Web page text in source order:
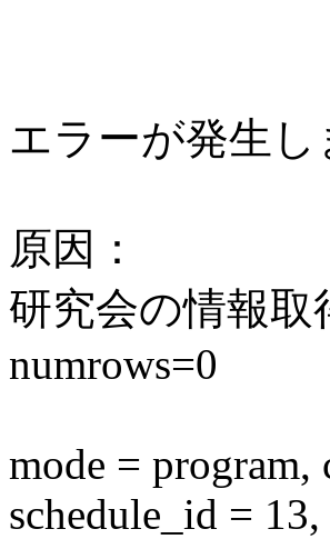
エラーが発生し
原因：
研究会の情報取
numrows=0
mode =
schedule_id =